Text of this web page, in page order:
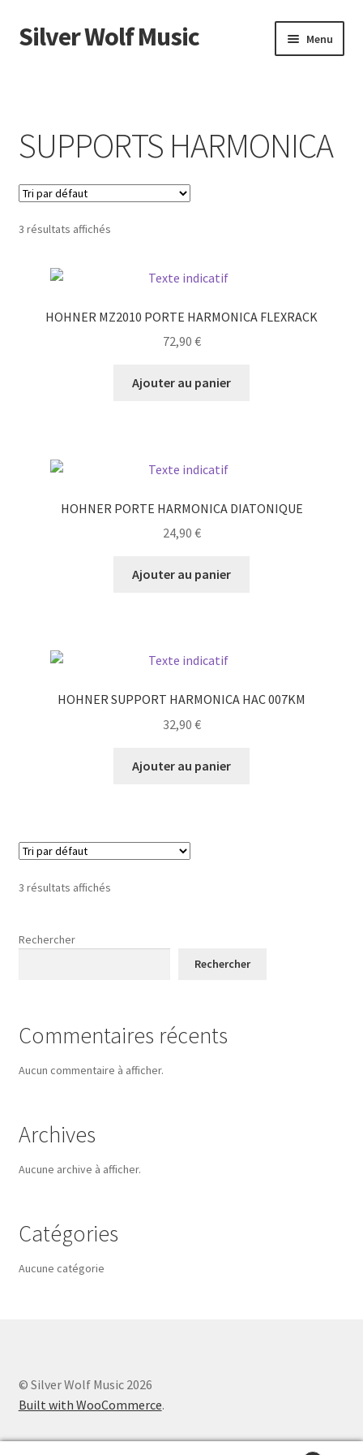
Aller
à
Aller
au
Silver Wolf Music Menu
Panier
Mon compte
SUPPORTS HARMONICA
3 résultats affichés
HOHNER MZ2010 PORTE HARMONICA FLEXRACK
72,90 €
Ajouter au panier
HOHNER PORTE HARMONICA DIATONIQUE
24,90 €
Ajouter au panier
HOHNER SUPPORT HARMONICA HAC 007KM
32,90 €
Ajouter au panier
3 résultats affichés
Rechercher
Rechercher
Commentaires récents
Aucun commentaire à afficher.
Archives
Aucune archive à afficher.
Catégories
Aucune catégorie
© Silver Wolf Music 2026
Built with WooCommerce.